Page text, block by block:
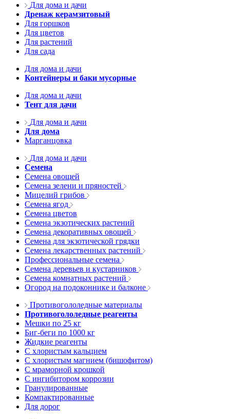
Для дома и дачи
Дренаж керамзитовый
Для горшков
Для цветов
Для растений
Для сада
Для дома и дачи
Контейнеры и баки мусорные
Для дома и дачи
Тент для дачи
Для дома и дачи
Для дома
Марганцовка
Для дома и дачи
Семена
Семена овощей
Семена зелени и пряностей
Мицелий грибов
Семена ягод
Семена цветов
Семена экзотических растений
Семена декоративных овощей
Семена для экзотической грядки
Семена лекарственных растений
Профессиональные семена
Семена деревьев и кустарников
Семена комнатных растений
Огород на подоконнике и балконе
Противогололедные материалы
Противогололедные реагенты
Мешки по 25 кг
Биг-беги по 1000 кг
Жидкие реагенты
С хлористым кальцием
С хлористым магнием (бишофитом)
С мраморной крошкой
С ингибитором коррозии
Гранулированные
Компактированные
Для дорог